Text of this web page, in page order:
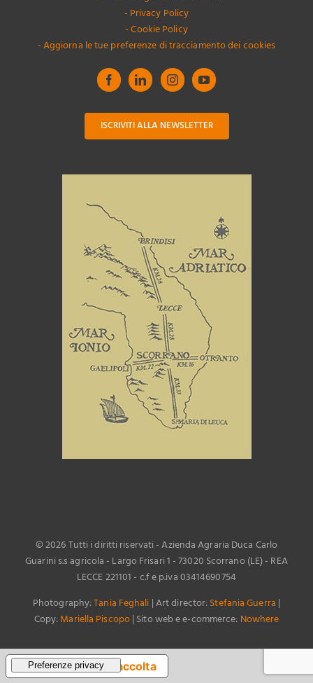
- Privacy Policy
- Cookie Policy
- Aggiorna le tue preferenze di tracciamento dei cookies
ISCRIVITI ALLA NEWSLETTER
©2026 Tutti i diritti riservati - Azienda Agraria Duca Carlo
Guarini s.s agricola - Largo Frisari 1 - 73020 Scorrano (LE) - REA
LECCE 221101 - c.f e p.iva 03414690754
Photography:Tania Feghali | Art director:Stefania Guerra |
Copy:Mariella Piscopo| Sito web e e-commerce: Nowhere
Informativa sulla raccolta